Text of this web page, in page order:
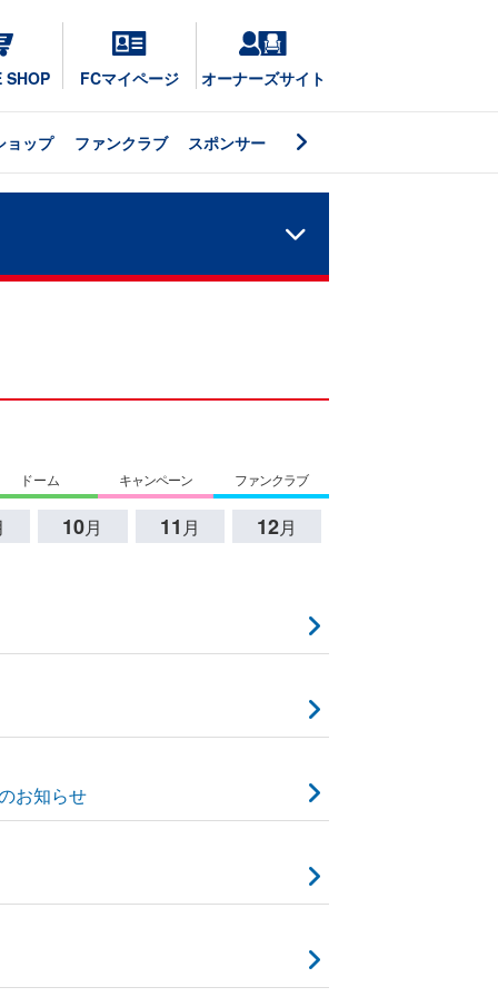
SHOP FCマイページ オーナーズサイト
ョップ ファンクラブ スポンサー
ドーム キャンペーン ファンクラブ
10月 11 月 12月
お知らせ